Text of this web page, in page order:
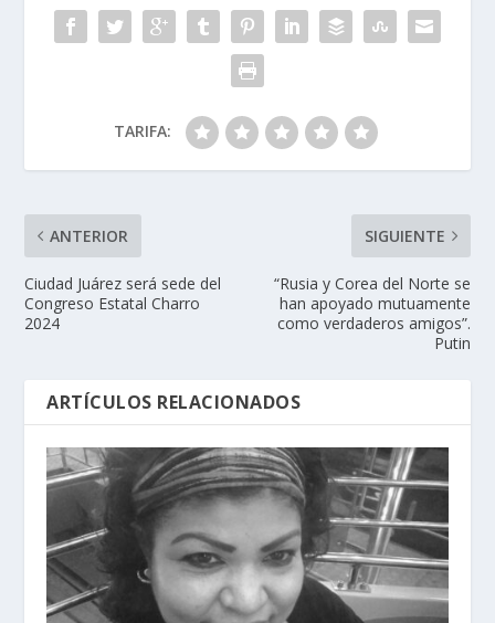
TARIFA:
ANTERIOR
Ciudad Juárez será sede del
Congreso Estatal Charro
2024
SIGUIENTE
“Rusia y Corea del Norte se
han apoyado mutuamente
como verdaderos amigos”.
Putin
ARTÍCULOS RELACIONADOS